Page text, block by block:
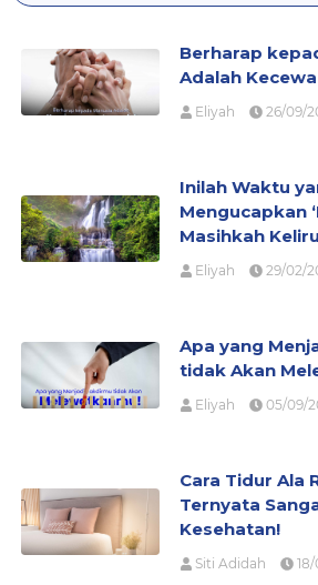
Berharap
Adalah
Eliyah 26/09/
Inilah Waktu
Mengucapkan
Masihkah
Eliyah 29/02/
Apa yang
tidak Akan
Eliyah 05/09/
Cara Tidur Ala
Ternyata
Kesehatan!
Siti Adidah